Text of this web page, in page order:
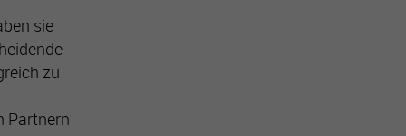
sie
zu
Partnern